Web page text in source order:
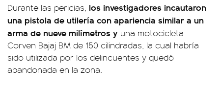
Durante las pericias, los investigadores incautaron
una pistola de utilería con apariencia similar a un
arma de nueve milímetros y una motocicleta
Corven Bajaj BM de 150 cilindradas, la cual habría
sido utilizada por los delincuentes y quedó
abandonada en la zona.